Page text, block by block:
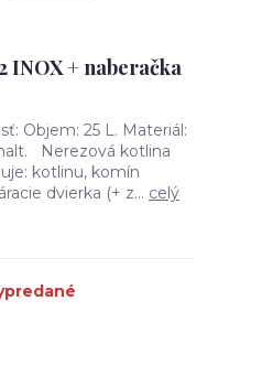
INOX + naberačka
Objem: 25 L. Materiál:
Nerezová kotlina
kotlinu, komín
dvierka (+ z... celý